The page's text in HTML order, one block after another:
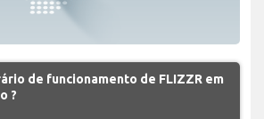
de funcionamento de FLIZZR em
?